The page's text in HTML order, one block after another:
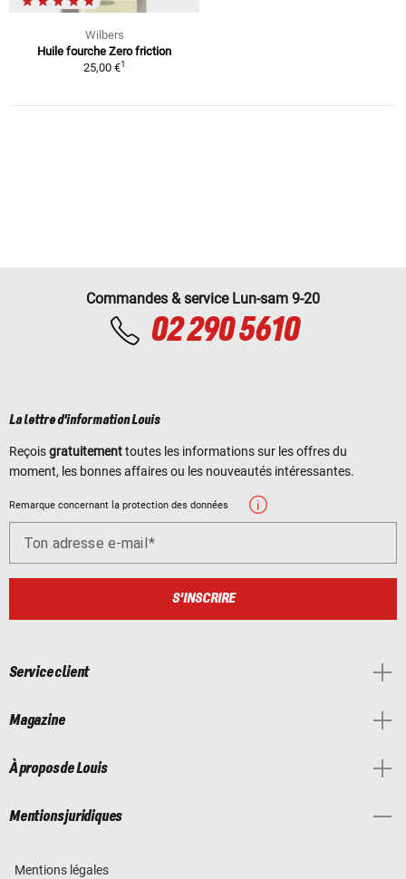
Wilbers
Huile fourche Zero friction
25,00 €1
Commandes & service Lun-sam 9-20
02 290 5610
La lettre d'information Louis
Reçoisgratuitementtoutes les informations sur les offres du
moment, les bonnes affaires ou les nouveautés intéressantes.
Remarque concernant la protection des données
Ton adresse e-mail
S'INSCRIRE
Service client
Magazine
À propos de Louis
Mentions juridiques
Mentions légales